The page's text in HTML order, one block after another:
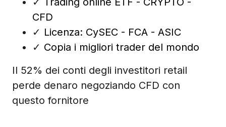
CFD
✓ Licenza: CySEC - FCA - ASIC
✓ Copia i migliori trader del mondo
Il 52% dei conti degli investitori retail
perde denaro negoziando CFD con
questo fornitore